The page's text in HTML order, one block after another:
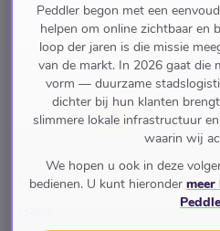
Huis en Tuin Keuken en
Etensborden
Borden
Pay with
Merk
Peddler begon met een
helpen om online zichtbaar en
loop der jaren is die missie
van de markt. In 2026 gaat die
vorm — duurzame
dichter bij hun klanten
slimmere lokale infrastructuur
waarin wij
We hopen u ook in deze
bedienen. U kunt hieronder meer